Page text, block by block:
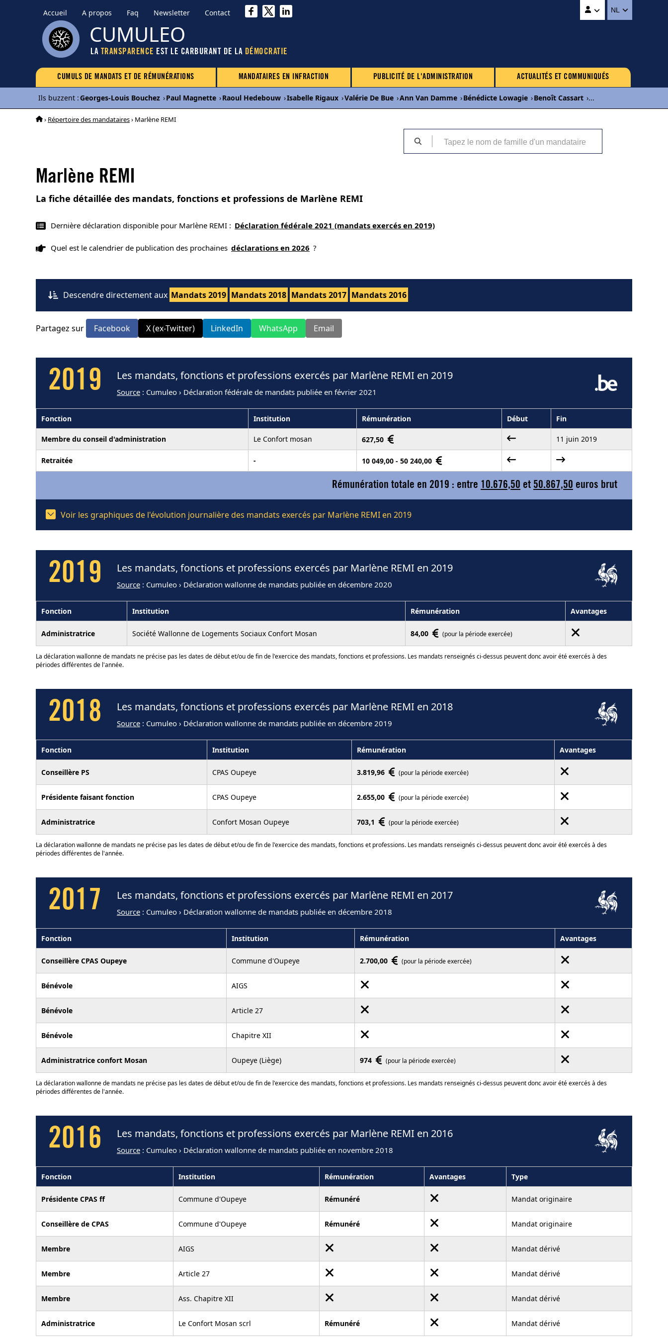
Accueil A propos Faq Newsletter Contact NL
CUMULEO
LA TRANSPARENCE EST LE CARBURANT DE LA DÉMOCRATIE
CUMULS DE MANDATS ET DE RÉMUNÉRATIONS MANDATAIRES EN INFRACTION PUBLICITÉ DE L'ADMINISTRATION ACTUALITÉS ET COMMUNIQUÉS
Ils buzzent :Georges-Louis Bouchez ›Paul Magnette ›Raoul Hedebouw ›Isabelle Rigaux ›Valérie De Bue ›Ann Van Damme ›Bénédicte Lowagie ›Benoît Cassart ›...
› Répertoire des mandataires› Marlène REMI
Marlène REMI
La fiche détaillée des mandats, fonctions et professions de Marlène REMI
Dernière déclaration disponible pour Marlène REMI : Déclaration fédérale 2021 (mandats exercés en 2019)
Quel est le calendrier de publication des prochaines déclarations en 2026 ?
Descendre directement aux Mandats 2019 Mandats 2018 Mandats 2017 Mandats 2016
Partagez sur Facebook X (ex-Twitter) LinkedIn WhatsApp Email
2019 Les mandats, fonctions et professions exercés par Marlène REMI en 2019
Source : Cumuleo › Déclaration fédérale de mandats publiée en février 2021
Fonction Institution Rémunération Début Fin
Membre du conseil d'administration Le Confort mosan 627,50 11 juin 2019
Retraitée - 10 049,00 - 50 240,00
Rémunération totale en 2019 : entre 10.676,50 et 50.867,50 euros brut
Voir les graphiques de l'évolution journalière des mandats exercés par Marlène REMI en 2019
2019 Les mandats, fonctions et professions exercés par Marlène REMI en 2019
Source : Cumuleo › Déclaration wallonne de mandats publiée en décembre 2020
Fonction Institution Rémunération Avantages
Administratrice Société Wallonne de Logements Sociaux Confort Mosan 84,00 (pour la période exercée)
La déclaration wallonne de mandats ne précise pas les dates de début et/ou de fin de l'exercice des mandats, fonctions et professions. Les mandats renseignés ci-dessus peuvent donc avoir été exercés à des
périodes différentes de l'année.
2018 Les mandats, fonctions et professions exercés par Marlène REMI en 2018
Source : Cumuleo › Déclaration wallonne de mandats publiée en décembre 2019
Fonction Institution Rémunération Avantages
Conseillère PS CPAS Oupeye 3.819,96 (pour la période exercée)
Présidente faisant fonction CPAS Oupeye 2.655,00 (pour la période exercée)
Administratrice Confort Mosan Oupeye 703,1 (pour la période exercée)
La déclaration wallonne de mandats ne précise pas les dates de début et/ou de fin de l'exercice des mandats, fonctions et professions. Les mandats renseignés ci-dessus peuvent donc avoir été exercés à des
périodes différentes de l'année.
2017 Les mandats, fonctions et professions exercés par Marlène REMI en 2017
Source : Cumuleo › Déclaration wallonne de mandats publiée en décembre 2018
Fonction Institution Rémunération Avantages
Conseillère CPAS Oupeye Commune d'Oupeye 2.700,00 (pour la période exercée)
Bénévole AIGS
Bénévole Article 27
Bénévole Chapitre XII
Administratrice confort Mosan Oupeye (Liège) 974 (pour la période exercée)
La déclaration wallonne de mandats ne précise pas les dates de début et/ou de fin de l'exercice des mandats, fonctions et professions. Les mandats renseignés ci-dessus peuvent donc avoir été exercés à des
périodes différentes de l'année.
2016 Les mandats, fonctions et professions exercés par Marlène REMI en 2016
Source : Cumuleo › Déclaration wallonne de mandats publiée en novembre 2018
Fonction Institution Rémunération Avantages Type
Présidente CPAS ff Commune d'Oupeye Rémunéré Mandat originaire
Conseillère de CPAS Commune d'Oupeye Rémunéré Mandat originaire
Membre AIGS Mandat dérivé
Membre Article 27 Mandat dérivé
Membre Ass. Chapitre XII Mandat dérivé
Administratrice Le Confort Mosan scrl Rémunéré Mandat dérivé